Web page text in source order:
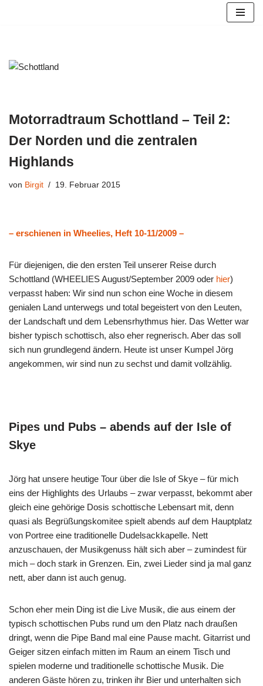
springen
Motorradtraum Schottland – Teil 2:
Der Norden und die zentralen
Highlands
von Birgit 19. Februar 2015
– erschienen in Wheelies, Heft 10-11/2009 –
Für diejenigen, die den ersten Teil unserer Reise durch
Schottland (WHEELIES August/September 2009 oder hier)
verpasst haben: Wir sind nun schon eine Woche in diesem
genialen Land unterwegs und total begeistert von den Leuten,
der Landschaft und dem Lebensrhythmus hier. Das Wetter war
bisher typisch schottisch, also eher regnerisch. Aber das soll
sich nun grundlegend ändern. Heute ist unser Kumpel Jörg
angekommen, wir sind nun zu sechst und damit vollzählig.
Pipes und Pubs – abends auf der Isle of
Skye
Jörg hat unsere heutige Tour über die Isle of Skye – für mich
eins der Highlights des Urlaubs – zwar verpasst, bekommt aber
gleich eine gehörige Dosis schottische Lebensart mit, denn
quasi als Begrüßungskomitee spielt abends auf dem Hauptplatz
von Portree eine traditionelle Dudelsackkapelle. Nett
anzuschauen, der Musikgenuss hält sich aber – zumindest für
mich – doch stark in Grenzen. Ein, zwei Lieder sind ja mal ganz
nett, aber dann ist auch genug.
Schon eher mein Ding ist die Live Musik, die aus einem der
typisch schottischen Pubs rund um den Platz nach draußen
dringt, wenn die Pipe Band mal eine Pause macht. Gitarrist und
Geiger sitzen einfach mitten im Raum an einem Tisch und
spielen moderne und traditionelle schottische Musik. Die
anderen Gäste hören zu, trinken ihr Bier und unterhalten sich